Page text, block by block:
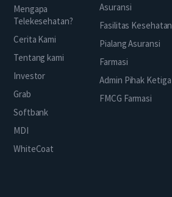
Mengapa
Telekesehatan?
Cerita Kami
Tentang kami
Investor
Grab
Softbank
MDI
WhiteCoat
Asuransi
Fasilitas Kesehatan
Pialang Asuransi
Farmasi
Admin Pihak Ketiga
FMCG Farmasi